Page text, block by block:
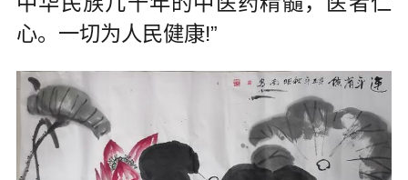
心。一切为人民健康!”